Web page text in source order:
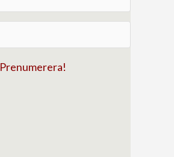
Prenumerera!